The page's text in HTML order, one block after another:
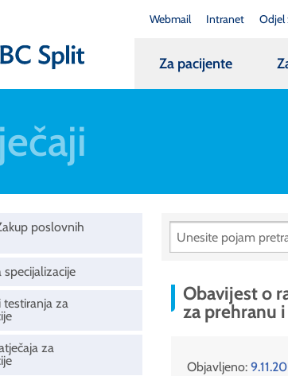
Webmail Intranet Odjel
Za pacijente
poslovnih
specijalizacije
testiranja za
za
Obavijest o
za prehranu
Objavljeno: